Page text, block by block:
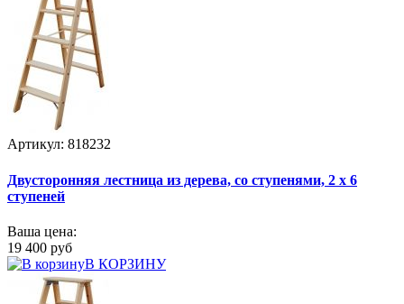
Артикул: 818232
Двусторонняя лестница из дерева, со ступенями, 2 х 6
ступеней
Ваша цена:
19 400 руб
В КОРЗИНУ